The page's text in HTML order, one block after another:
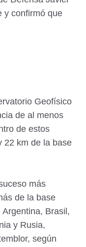
y confirmó que
Geofísico
de al menos
de estos
22 km de la base
más
de la base
Brasil,
y Rusia,
según